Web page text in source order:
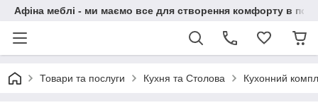
Афіна меблі - ми маємо все для створення комфорту в
Товари та послуги Кухня та Столова Кухонний